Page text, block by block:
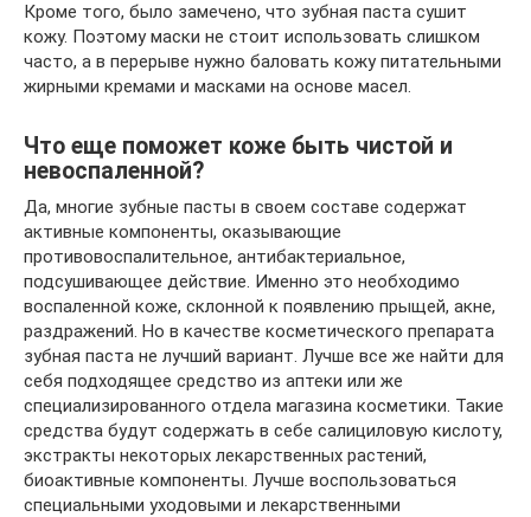
Кроме того, было замечено, что зубная паста сушит
кожу. Поэтому маски не стоит использовать слишком
часто, а в перерыве нужно баловать кожу питательными
жирными кремами и масками на основе масел.
Что еще поможет коже быть чистой и
невоспаленной?
Да, многие зубные пасты в своем составе содержат
активные компоненты, оказывающие
противовоспалительное, антибактериальное,
подсушивающее действие. Именно это необходимо
воспаленной коже, склонной к появлению прыщей, акне,
раздражений. Но в качестве косметического препарата
зубная паста не лучший вариант. Лучше все же найти для
себя подходящее средство из аптеки или же
специализированного отдела магазина косметики. Такие
средства будут содержать в себе салициловую кислоту,
экстракты некоторых лекарственных растений,
биоактивные компоненты. Лучше воспользоваться
специальными уходовыми и лекарственными